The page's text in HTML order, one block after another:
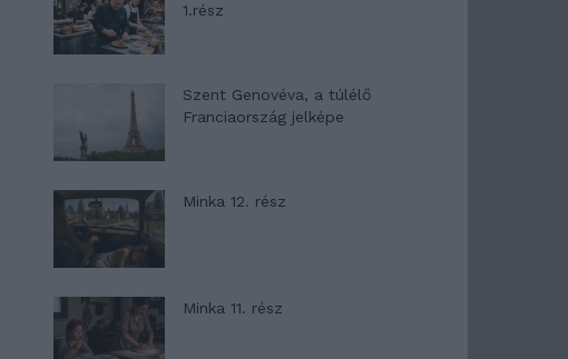
1.rész
Szent Genovéva, a túlélő
Franciaország jelképe
Minka 12. rész
Minka 11. rész